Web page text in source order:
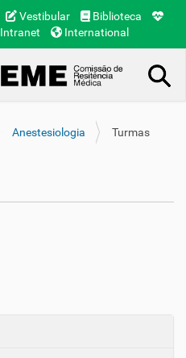
Vestibular
Biblioteca
Intranet International
Anestesiologia Turmas